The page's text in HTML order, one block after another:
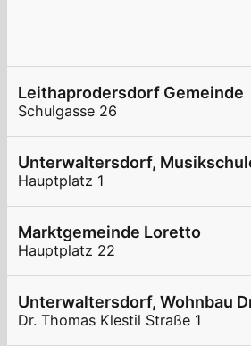
Leithaprodersdorf Gemeinde
Schulgasse 26
Unterwaltersdorf,
Hauptplatz 1
Marktgemeinde Loretto
Hauptplatz 22
Unterwaltersdorf, Wohnbau
Dr. Thomas Klestil Straße 1